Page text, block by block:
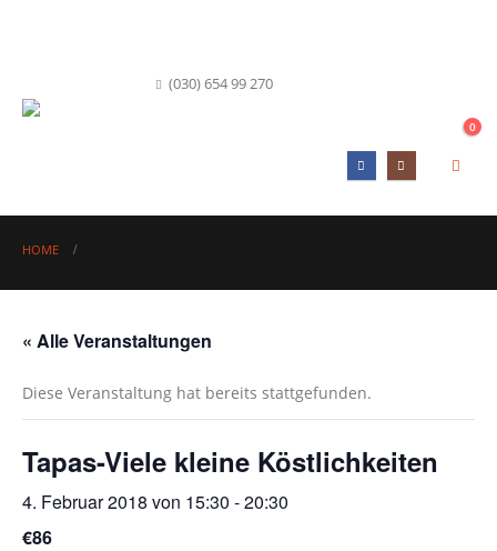
(030) 654 99 270
0
HOME
« Alle Veranstaltungen
Diese Veranstaltung hat bereits stattgefunden.
Tapas-Viele kleine Köstlichkeiten
4. Februar 2018 von 15:30 -20:30
€86